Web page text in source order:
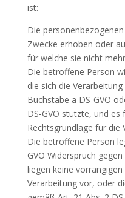
ist:
Die
Zwecke erhoben oder
für welche sie nicht
Die betroffene Person
die sich die
Buchstabe a DS-GVO
DS-GVO stützte, und
Rechtsgrundlage für die
Die betroffene Person
GVO Widerspruch
liegen keine
Verarbeitung vor, oder